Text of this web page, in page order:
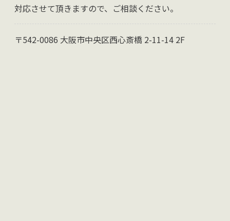
対応させて頂きますので、ご相談ください。
〒542-0086 大阪市中央区西心斎橋 2-11-14 2F